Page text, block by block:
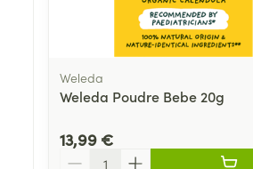
Weleda
Weleda Poudre Bebe 20g
13,99 €
Quantité